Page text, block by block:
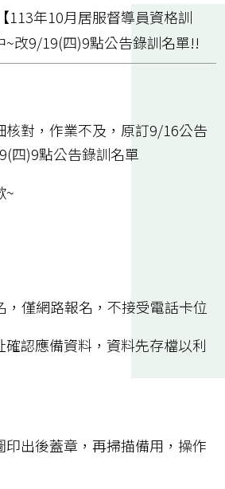
113年10月居服督導員資格訓
~改9/19(四)9點公告錄訓名單!!
核對，作業不及，原訂9/16公告
四)9點公告錄訓名單
~
僅網路報名，不接受電話卡位
認應備資料，資料先存檔以利
出後蓋章，再掃描備用，操作